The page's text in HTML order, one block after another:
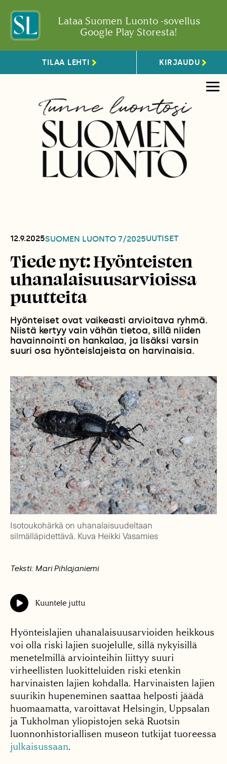
Lataa Suomen Luonto -sovellus
Google Play Storesta!
TILAA LEHTI KIRJAUDU
12.9.2025SUOMEN LUONTO 7/2025UUTISET
Tiede nyt: Hyönteisten
uhanalaisuusarvioissa
puutteita
Hyönteiset ovat vaikeasti arvioitava ryhmä.
Niistä kertyy vain vähän tietoa, sillä niiden
havainnointi on hankalaa, ja lisäksi varsin
suuri osa hyönteislajeista on harvinaisia.
Isotoukohärkä on uhanalaisuudeltaan
silmälläpidettävä. Kuva Heikki Vasamies
Teksti: Mari Pihlajaniemi
Kuuntele juttu
Hyönteislajien uhanalaisuusarvioiden heikkous
voi olla riski lajien suojelulle, sillä nykyisillä
menetelmillä arviointeihin liittyy suuri
virheellisten luokitteluiden riski etenkin
harvinaisten lajien kohdalla. Harvinaisten lajien
suurikin hupeneminen saattaa helposti jäädä
huomaamatta, varoittavat Helsingin, Uppsalan
ja Tukholman yliopistojen sekä Ruotsin
luonnonhistoriallisen museon tutkijat tuoreessa
julkaisussaan.